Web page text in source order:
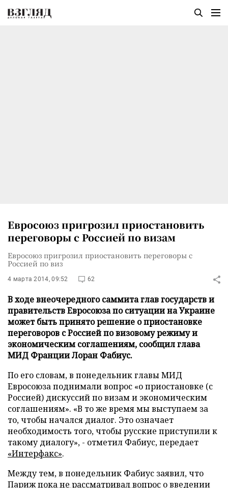
Евросоюз пригрозил приостановить
переговоры с Россией по визам
Евросоюз пригрозил приостановить переговоры с
Россией по виз
4 марта 2014, 09:52 62
В ходе внеочередного саммита глав государств и
правительств Евросоюза по ситуации на Украине
может быть принято решение о приостановке
переговоров с Россией по визовому режиму и
экономическим соглашениям, сообщил глава
МИД Франции Лоран Фабиус.
По его словам, в понедельник главы МИД
Евросоюза поднимали вопрос «о приостановке (с
Россией) дискуссий по визам и экономическим
соглашениям». «В то же время мы выступаем за
то, чтобы начался диалог. Это означает
необходимость того, чтобы русские приступили к
такому диалогу», - отметил Фабиус, передает
«Интерфакс».
Между тем, в понедельник Фабиус заявил, что
Парижпока не рассматривал вопрос о введении